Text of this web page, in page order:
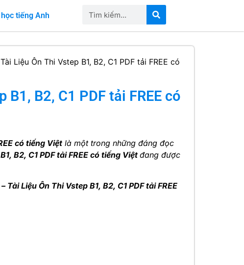
tiếng Anh
Liệu Ôn Thi Vstep B1, B2, C1 PDF tải FREE có
B2, C1 PDF tải FREE có
có tiếng Việtlà một trong những đáng đọc
B2, C1 PDF tải FREE có tiếng Việt đang được
Tài Liệu Ôn Thi Vstep B1, B2, C1 PDF tải FREE